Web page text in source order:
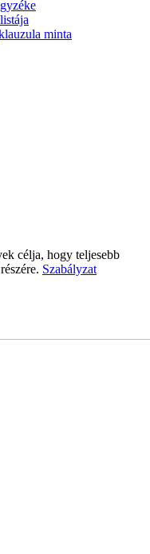
minta
célja, hogy teljesebb
Szabályzat